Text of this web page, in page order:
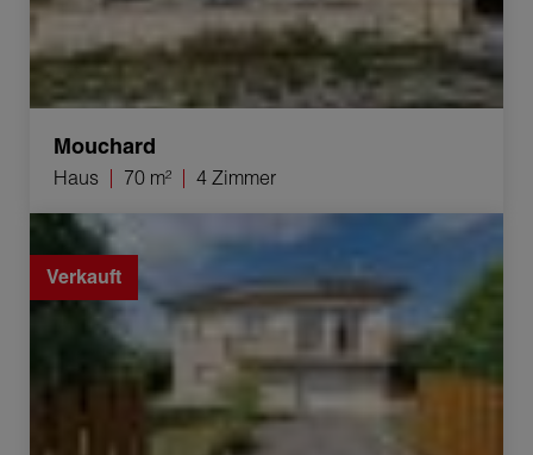
Mouchard
Haus 70 m² 4 Zimmer
Verkauf Haus Mouchard 6 Zimmer 135 m²
Verkauft